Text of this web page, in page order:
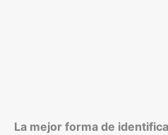
La mejor forma de